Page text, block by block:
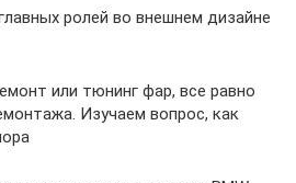
ролей во внешнем дизайне
или тюнинг фар, все равно
Изучаем вопрос, как